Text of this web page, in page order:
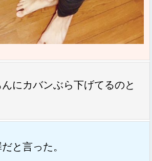
にカバンぶら下げてるのと
と言った。